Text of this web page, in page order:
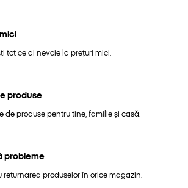
tot ce ai nevoie la prețuri mici.
produse
de produse pentru tine, familie și casă.
probleme
returnarea produselor în orice magazin.